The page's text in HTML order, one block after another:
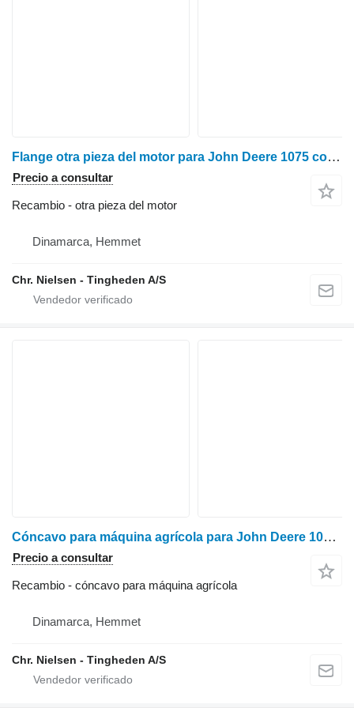
Flange otra pieza del motor para John Deere 1075 cosechadora de cereales
Precio a consultar
Recambio - otra pieza del motor
Dinamarca, Hemmet
Chr. Nielsen - Tingheden A/S
Cóncavo para máquina agrícola para John Deere 1075 cosechadora de cereales
Precio a consultar
Recambio - cóncavo para máquina agrícola
Dinamarca, Hemmet
Chr. Nielsen - Tingheden A/S